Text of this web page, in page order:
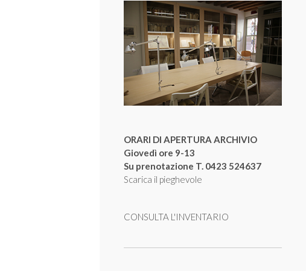
ORARI DI APERTURA ARCHIVIO
Giovedì ore 9-13
Su prenotazione T. 0423 524637
Scarica il pieghevole
CONSULTA L'INVENTARIO